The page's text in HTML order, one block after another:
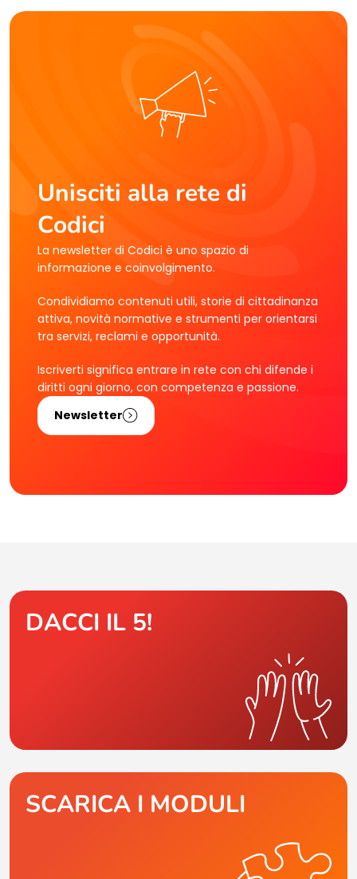
Unisciti alla rete di
Codici
La newsletter di Codici è uno spazio di
informazione e coinvolgimento.
Condividiamo contenuti utili, storie di cittadinanza
attiva, novità normative e strumenti per orientarsi
tra servizi, reclami e opportunità.
Iscriverti significa entrare in rete con chi difende i
diritti ogni giorno, con competenza e passione.
Newsletter
DACCI IL 5!
SCARICA I MODULI